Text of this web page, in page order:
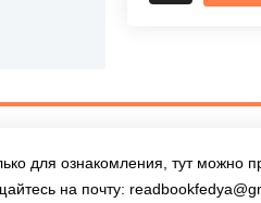
для ознакомления, тут можно
на почту: